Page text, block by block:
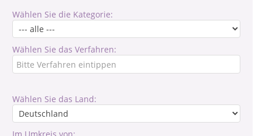
Wählen Sie die Kategorie:
Wählen Sie das Verfahren:
Wählen Sie das Land: